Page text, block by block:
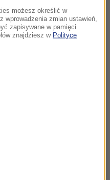
możesz określić w
wprowadzenia zmian ustawień,
zapisywane w pamięci
znajdziesz w Polityce